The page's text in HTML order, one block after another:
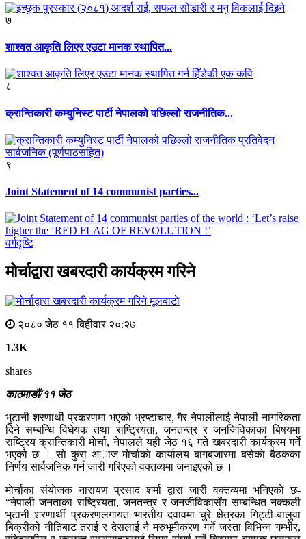
७
शाश्वत आकृति लिएर एउटा मानक स्थापित...
८
क्रान्तिकारी कम्युनिस्ट पार्टी नेपालको पछिल्लो राजनीतिक...
९
Joint Statement of 14 communist parties...
वर्गदृष्टि
मोर्चाद्वारा खबरदारी कार्यक्रम गरिने
मूलबाटाे
२०८० जेठ ११ बिहीवार २०:२७
1.3K
shares
काठमाडौं/११ जेठ​
भुटानी शरणार्थी प्रकरणमा भएको भ्रष्टाचार, गैर नेपालीलाई नेपाली नागरिकता
दिने सम्बन्धि विधेयक तथा राष्ट्रियता, जनतन्त्र र जनजिविकाका बिषयमा
राष्ट्रिय क्रान्तिकारी माेर्चा, नेपालले यही जेठ १६ गते खबरदारी कार्यक्रम गर्ने
भएको छ । साे कुरा अाज माेर्चाकाे कार्यालय बागबजारमा बसेकाे बैठकका
निर्णय सार्वजनिक गर्न जारी गरिएको वक्तव्यमा जनाइएको छ ।
माेर्चाका संयाेजक नारायण प्रसाद शर्मा द्वारा जारी वक्तव्यमा भनिएकाे छ-
“नेपाली जनताका राष्ट्रियता, जनतन्त्र र जनजीविकासँग सम्बन्धित नक्कली
भुटानी शरणार्थी प्रकरणलगायत भारतीय दवावमा चुरे क्षेत्रका गिट्टी-बालुवा
बिक्रीको नीतिबाट तराई र देसलाई नै मरुभूमीकरण गर्ने जस्ता विभिन्न गम्भीर,